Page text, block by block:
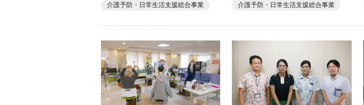
介護予防・日常生活支援総合事業 介護予防・日常生活支援総合事業